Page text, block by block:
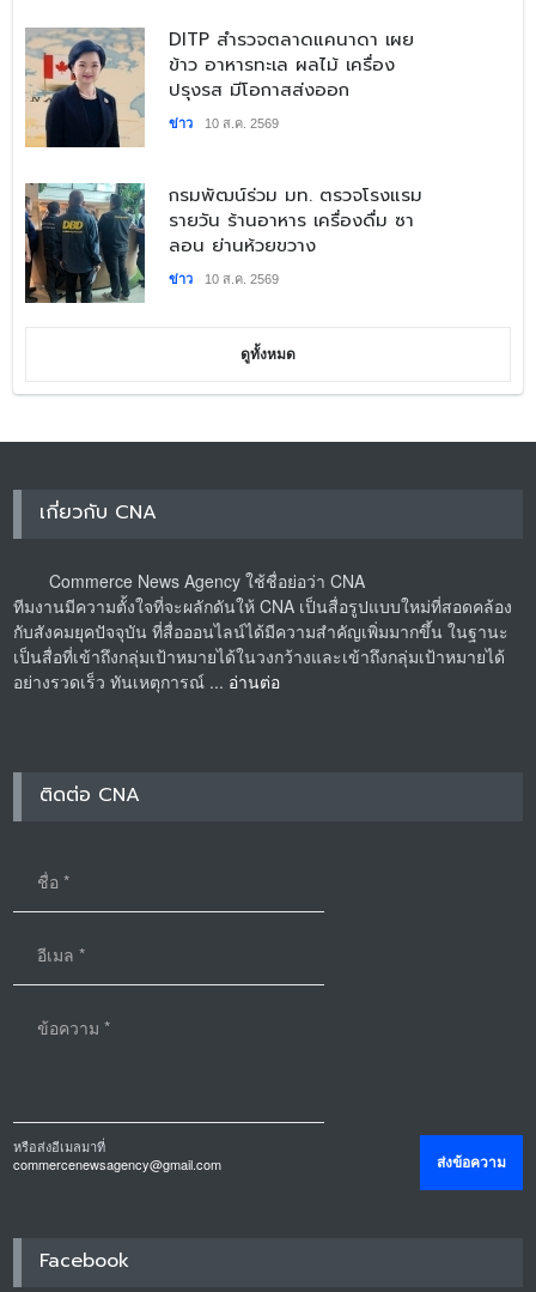
​DITP สำรวจตลาดแคนาดา เผย
ข้าว อาหารทะเล ผลไม้ เครื่อง
ปรุงรส มีโอกาสส่งออก
ข่าว 10 ส.ค. 2569
​กรมพัฒน์ร่วม มท. ตรวจโรงแรม
รายวัน ร้านอาหาร เครื่องดื่ม ซา
ลอน ย่านห้วยขวาง
ข่าว 10 ส.ค. 2569
ดูทั้งหมด
เกี่ยวกับ CNA
Commerce News Agency ใช้ชื่อย่อว่า CNA
ทีมงานมีความตั้งใจที่จะผลักดันให้ CNA เป็นสื่อรูปแบบใหม่ที่สอดคล้อง
กับสังคมยุคปัจจุบัน ที่สื่อออนไลน์ได้มีความสำคัญเพิ่มมากขึ้น ในฐานะ
เป็นสื่อที่เข้าถึงกลุ่มเป้าหมายได้ในวงกว้างและเข้าถึงกลุ่มเป้าหมายได้
อย่างรวดเร็ว ทันเหตุการณ์ ... อ่านต่อ
ติดต่อ CNA
หรือส่งอีเมลมาที่
commercenewsagency@gmail.com
Facebook